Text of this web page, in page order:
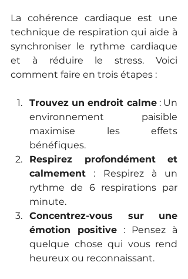
La cohérence cardiaque est une
technique de respiration qui aide à
synchroniser le rythme cardiaque
et à réduire le stress. Voici
comment faire en trois étapes :
Trouvez un endroit calme : Un
environnement paisible
maximise les effets
bénéfiques.
Respirez profondément et
calmement : Respirez à un
rythme de 6 respirations par
minute.
Concentrez-vous sur une
émotion positive : Pensez à
quelque chose qui vous rend
heureux ou reconnaissant.